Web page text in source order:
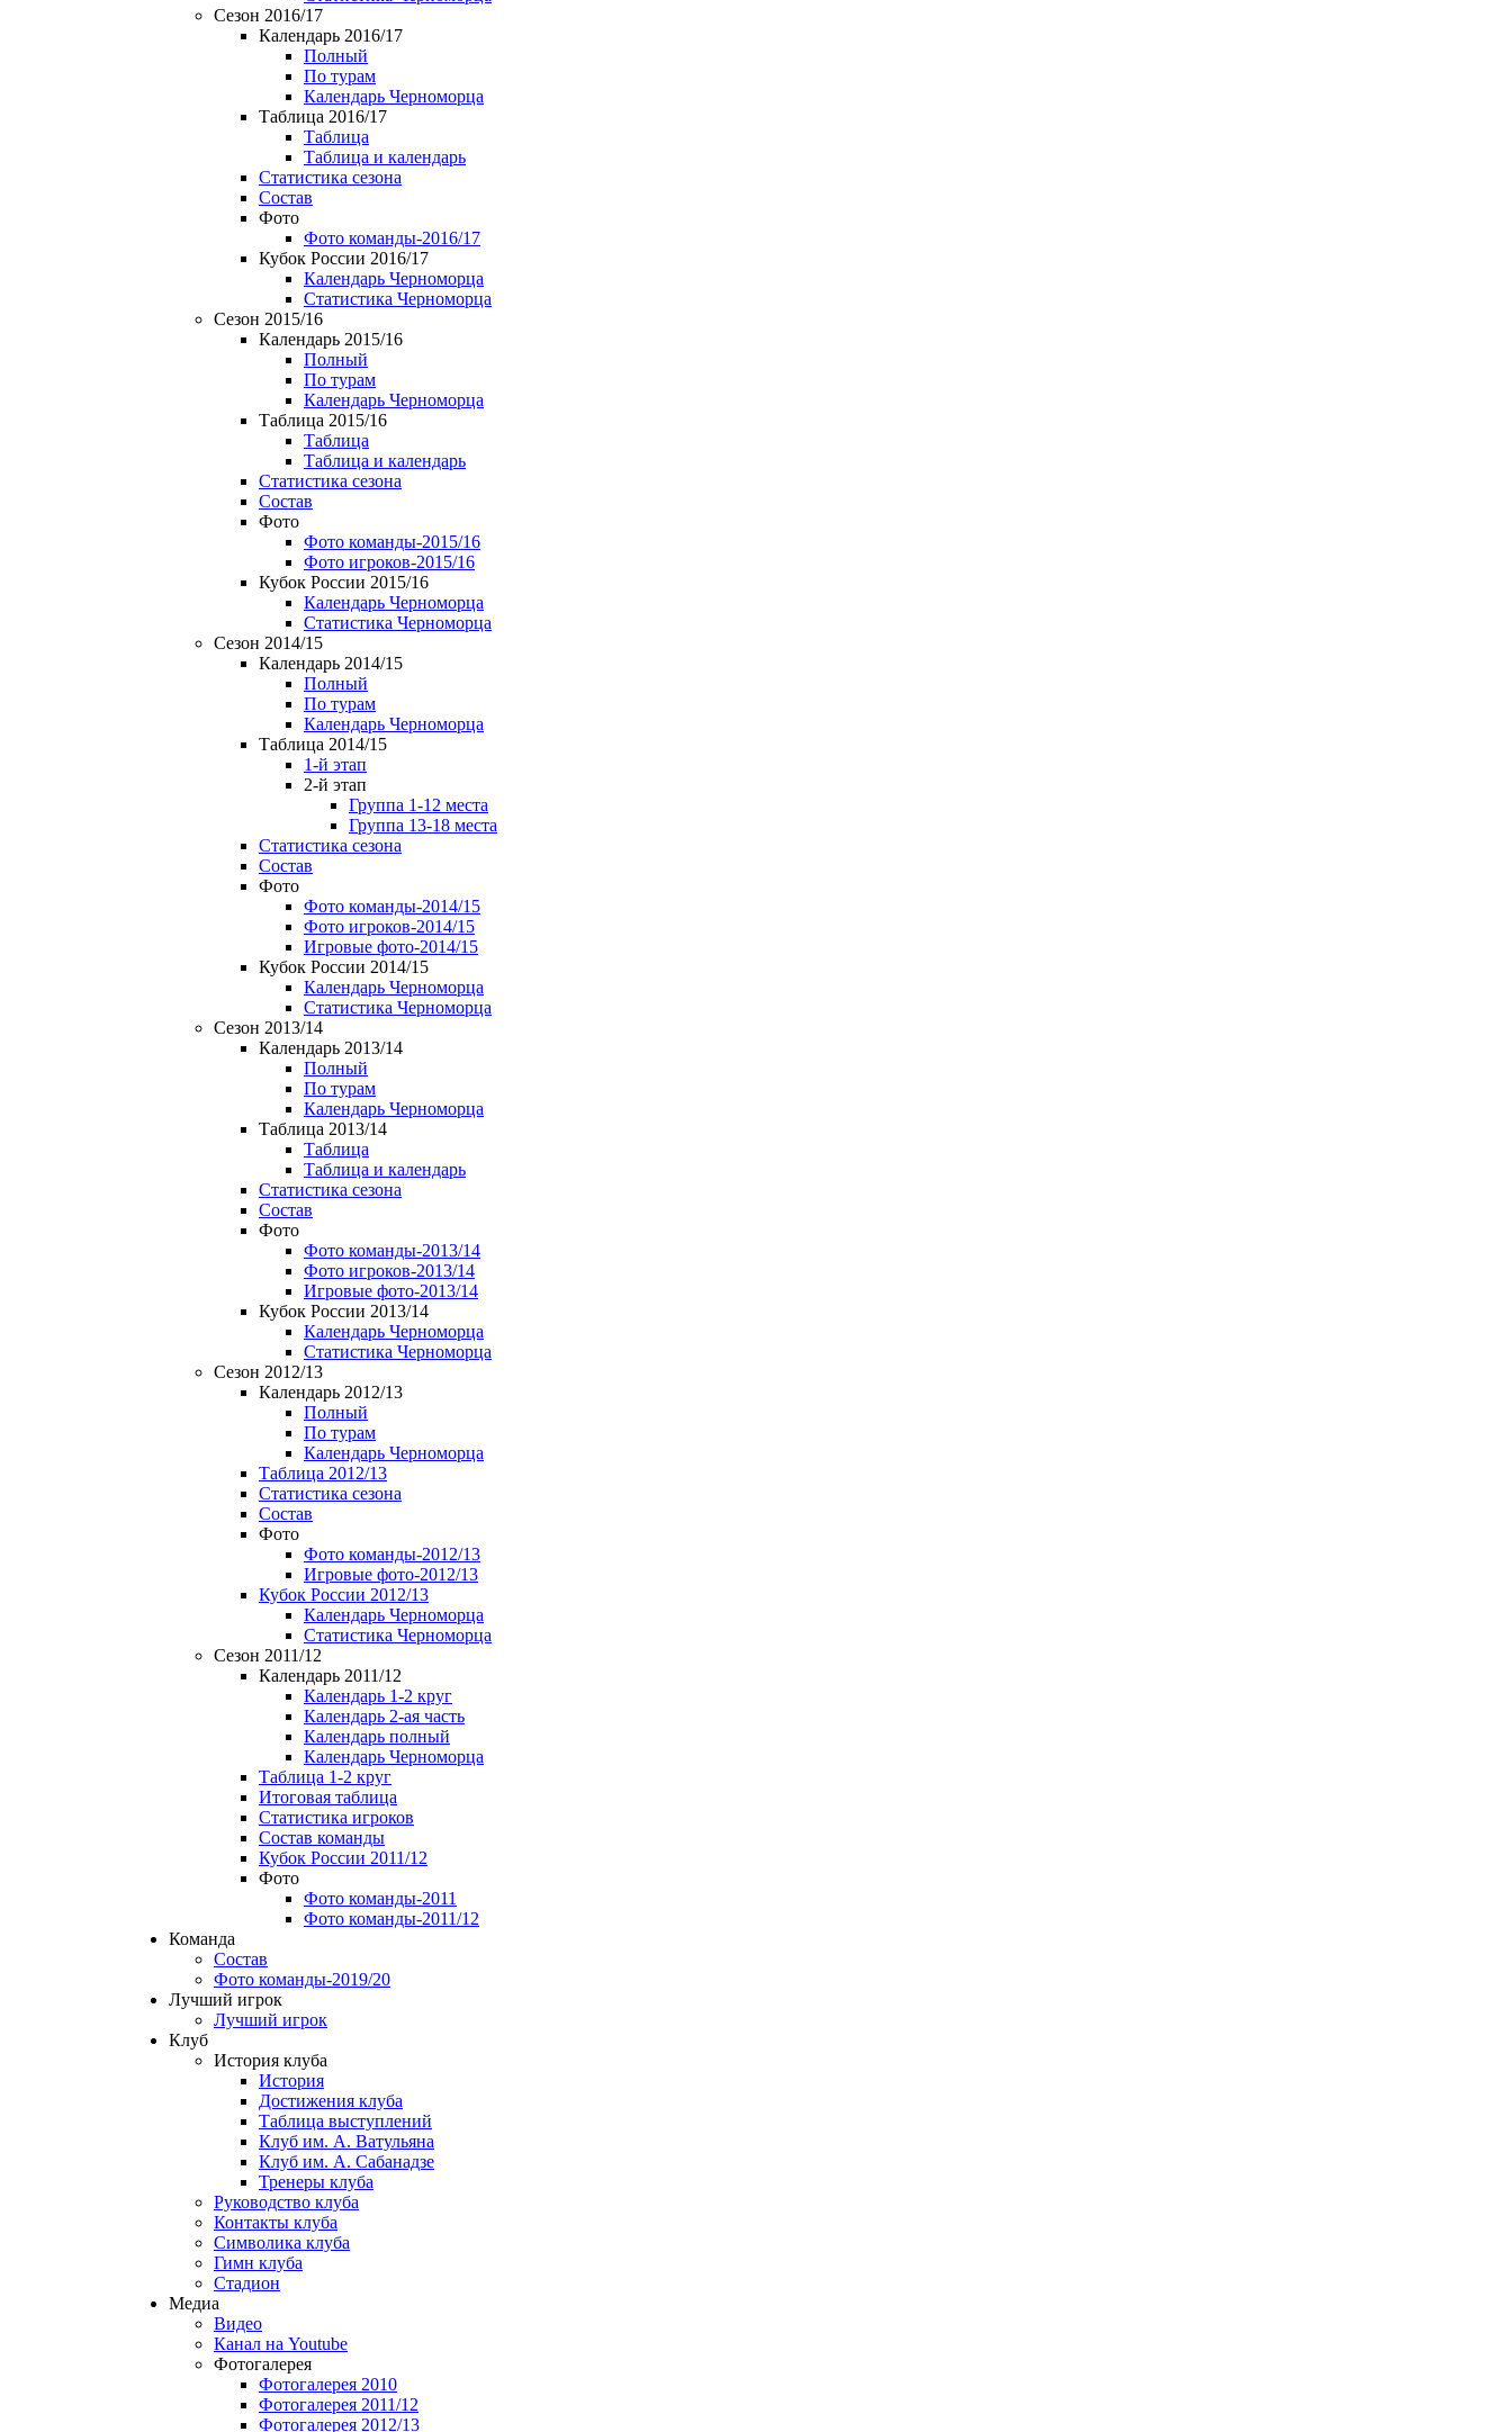
Сезон 2016/17
Календарь 2016/17
Полный
По турам
Календарь Черноморца
Таблица 2016/17
Таблица
Таблица и календарь
Статистика сезона
Состав
Фото
Фото команды-2016/17
Кубок России 2016/17
Календарь Черноморца
Статистика Черноморца
Сезон 2015/16
Календарь 2015/16
Полный
По турам
Календарь Черноморца
Таблица 2015/16
Таблица
Таблица и календарь
Статистика сезона
Состав
Фото
Фото команды-2015/16
Фото игроков-2015/16
Кубок России 2015/16
Календарь Черноморца
Статистика Черноморца
Сезон 2014/15
Календарь 2014/15
Полный
По турам
Календарь Черноморца
Таблица 2014/15
1-й этап
2-й этап
Группа 1-12 места
Группа 13-18 места
Статистика сезона
Состав
Фото
Фото команды-2014/15
Фото игроков-2014/15
Игровые фото-2014/15
Кубок России 2014/15
Календарь Черноморца
Статистика Черноморца
Сезон 2013/14
Календарь 2013/14
Полный
По турам
Календарь Черноморца
Таблица 2013/14
Таблица
Таблица и календарь
Статистика сезона
Состав
Фото
Фото команды-2013/14
Фото игроков-2013/14
Игровые фото-2013/14
Кубок России 2013/14
Календарь Черноморца
Статистика Черноморца
Сезон 2012/13
Календарь 2012/13
Полный
По турам
Календарь Черноморца
Таблица 2012/13
Статистика сезона
Состав
Фото
Фото команды-2012/13
Игровые фото-2012/13
Кубок России 2012/13
Календарь Черноморца
Статистика Черноморца
Сезон 2011/12
Календарь 2011/12
Календарь 1-2 круг
Календарь 2-ая часть
Календарь полный
Календарь Черноморца
Таблица 1-2 круг
Итоговая таблица
Статистика игроков
Состав команды
Кубок России 2011/12
Фото
Фото команды-2011
Фото команды-2011/12
Команда
Состав
Фото команды-2019/20
Лучший игрок
Лучший игрок
Клуб
История клуба
История
Достижения клуба
Таблица выступлений
Клуб им. А. Ватульяна
Клуб им. А. Сабанадзе
Тренеры клуба
Руководство клуба
Контакты клуба
Символика клуба
Гимн клуба
Стадион
Медиа
Видео
Канал на Youtube
Фотогалерея
Фотогалерея 2010
Фотогалерея 2011/12
Фотогалерея 2012/13